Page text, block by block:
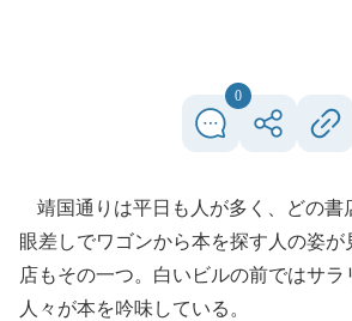
0
靖国通りは平日も人が多く、どの書
眼差しでワゴンから本を探す人の姿
店もその一つ。白いビルの前ではサ
人々が本を吟味している。